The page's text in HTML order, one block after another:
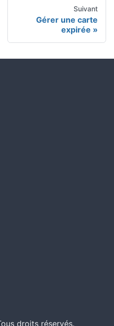
Suivant
Gérer une carte
expirée
droits réservés.